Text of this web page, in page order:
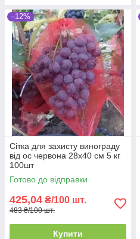
–12%
Сітка для захисту винограду
від ос червона 28х40 см 5 кг
100шт
Готово до відправки
425,04 ₴/100 шт.
483 ₴/100 шт.
Купити